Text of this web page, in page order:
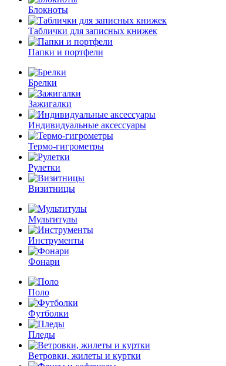
Блокноты
Таблички для записных книжек
Папки и портфели
Брелки
Зажигалки
Индивидуальные аксессуары
Термо-гигрометры
Рулетки
Визитницы
Мультитулы
Инструменты
Фонари
Поло
Футболки
Пледы
Ветровки, жилеты и куртки